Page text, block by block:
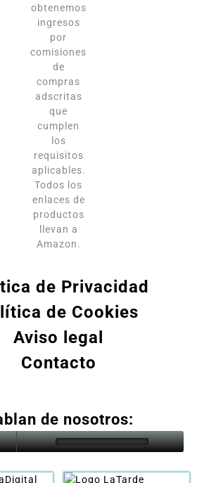
obtenemos
ingresos
por
comisiones
de
compras
adscritas
que
cumplen
los
requisitos
aplicables.
Todos los
enlaces de
productos
llevan a
Amazon.
de Privacidad
de Cookies
Aviso legal
Contacto
de nosotros: